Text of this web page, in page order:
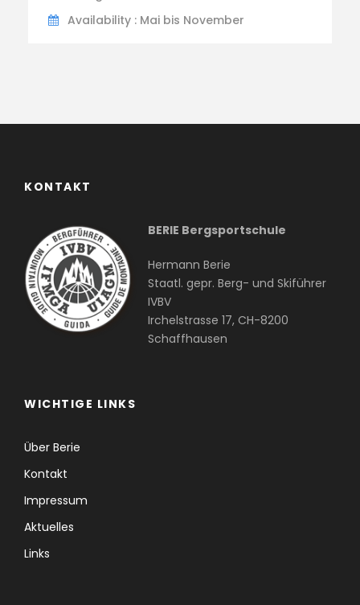
Availability : Mai bis November
KONTAKT
BERIE Bergsportschule
Hermann Berie
Staatl. gepr. Berg- und Skiführer
IVBV
Irchelstrasse 17, CH-8200
Schaffhausen
WICHTIGE LINKS
Über Berie
Kontakt
Impressum
Aktuelles
Links